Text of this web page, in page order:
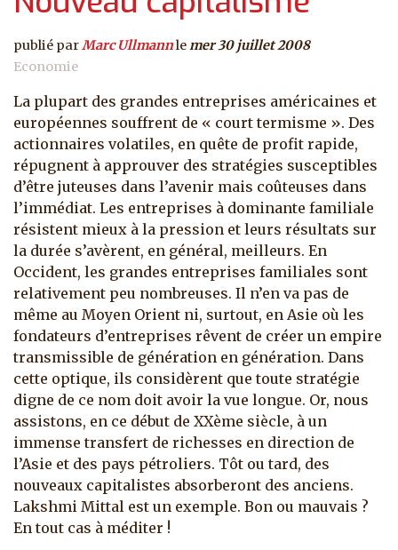
publié parMarc Ullmannlemer 30 juillet 2008
Economie
La plupart des grandes entreprises américaines et
européennes souffrent de « court termisme ». Des
actionnaires volatiles, en quête de profit rapide,
répugnent à approuver des stratégies susceptibles
d’être juteuses dans l’avenir mais coûteuses dans
l’immédiat. Les entreprises à dominante familiale
résistent mieux à la pression et leurs résultats sur
la durée s’avèrent, en général, meilleurs. En
Occident, les grandes entreprises familiales sont
relativement peu nombreuses. Il n’en va pas de
même au Moyen Orient ni, surtout, en Asie où les
fondateurs d’entreprises rêvent de créer un empire
transmissible de génération en génération. Dans
cette optique, ils considèrent que toute stratégie
digne de ce nom doit avoir la vue longue. Or, nous
assistons, en ce début de XXème siècle, à un
immense transfert de richesses en direction de
l’Asie et des pays pétroliers. Tôt ou tard, des
nouveaux capitalistes absorberont des anciens.
Lakshmi Mittal est un exemple. Bon ou mauvais ?
En tout cas à méditer !